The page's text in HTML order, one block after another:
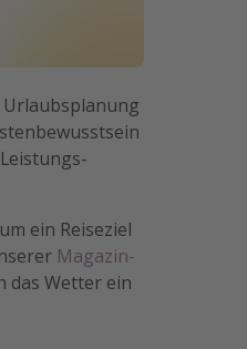
Urlaubsplanung
ein Reiseziel
Magazin-
das Wetter ein